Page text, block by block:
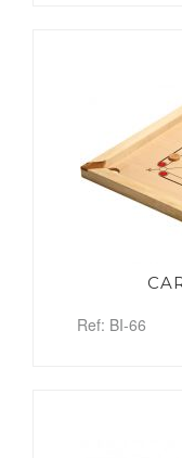
Ref: BI-66